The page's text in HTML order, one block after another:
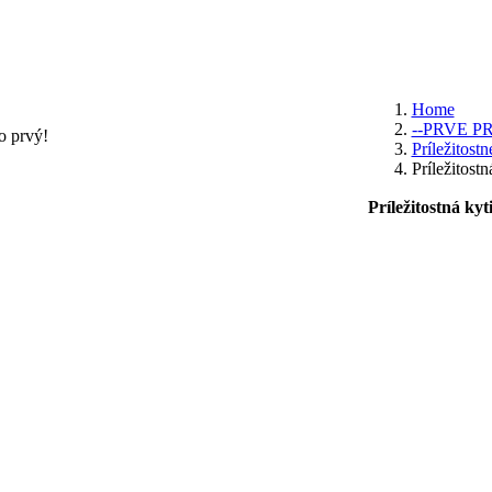
Home
--PRVE
Príležitostná
prvý!